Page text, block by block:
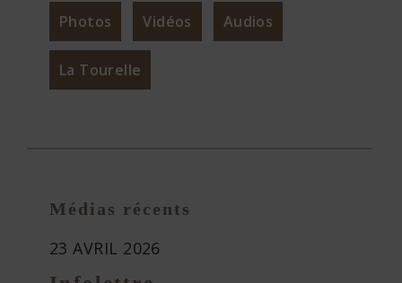
Photos Vidéos Audios
La Tourelle
Médias récents
23 AVRIL 2026